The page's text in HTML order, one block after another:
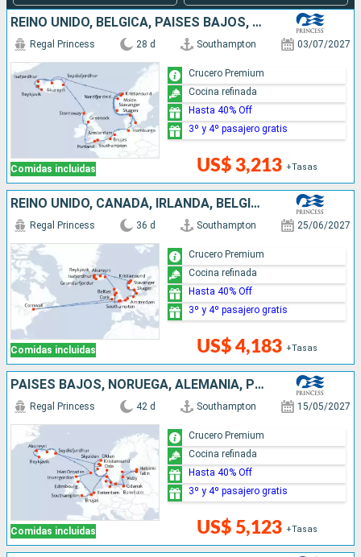
REINO UNIDO, BÉLGICA, PAISES BAJOS, ALEMANIA, DINAMARCA, NORUEGA, ISLANDIA
Comidas incluidas
Regal Princess 28 d Southampton 03/07/2027
US$ 3,213 +Tasas
Crucero Premium
Cocina refinada
Hasta 40% Off
3º y 4º pasajero gratis
REINO UNIDO, CANADÁ, IRLANDA, BÉLGICA, PAISES BAJOS, ALEMANIA, DINAMARCA, NORUEGA, ISLANDIA
Comidas incluidas
Regal Princess 36 d Southampton 25/06/2027
US$ 4,183 +Tasas
Crucero Premium
Cocina refinada
Hasta 40% Off
3º y 4º pasajero gratis
PAISES BAJOS, NORUEGA, ALEMANIA, POLONIA, FINLANDIA, ESTONIA, SUECIA, DINAMARCA, ISLANDIA, REINO UNIDO, BÉLGICA
Comidas incluidas
Regal Princess 42 d Southampton 15/05/2027
US$ 5,123 +Tasas
Crucero Premium
Cocina refinada
Hasta 40% Off
3º y 4º pasajero gratis